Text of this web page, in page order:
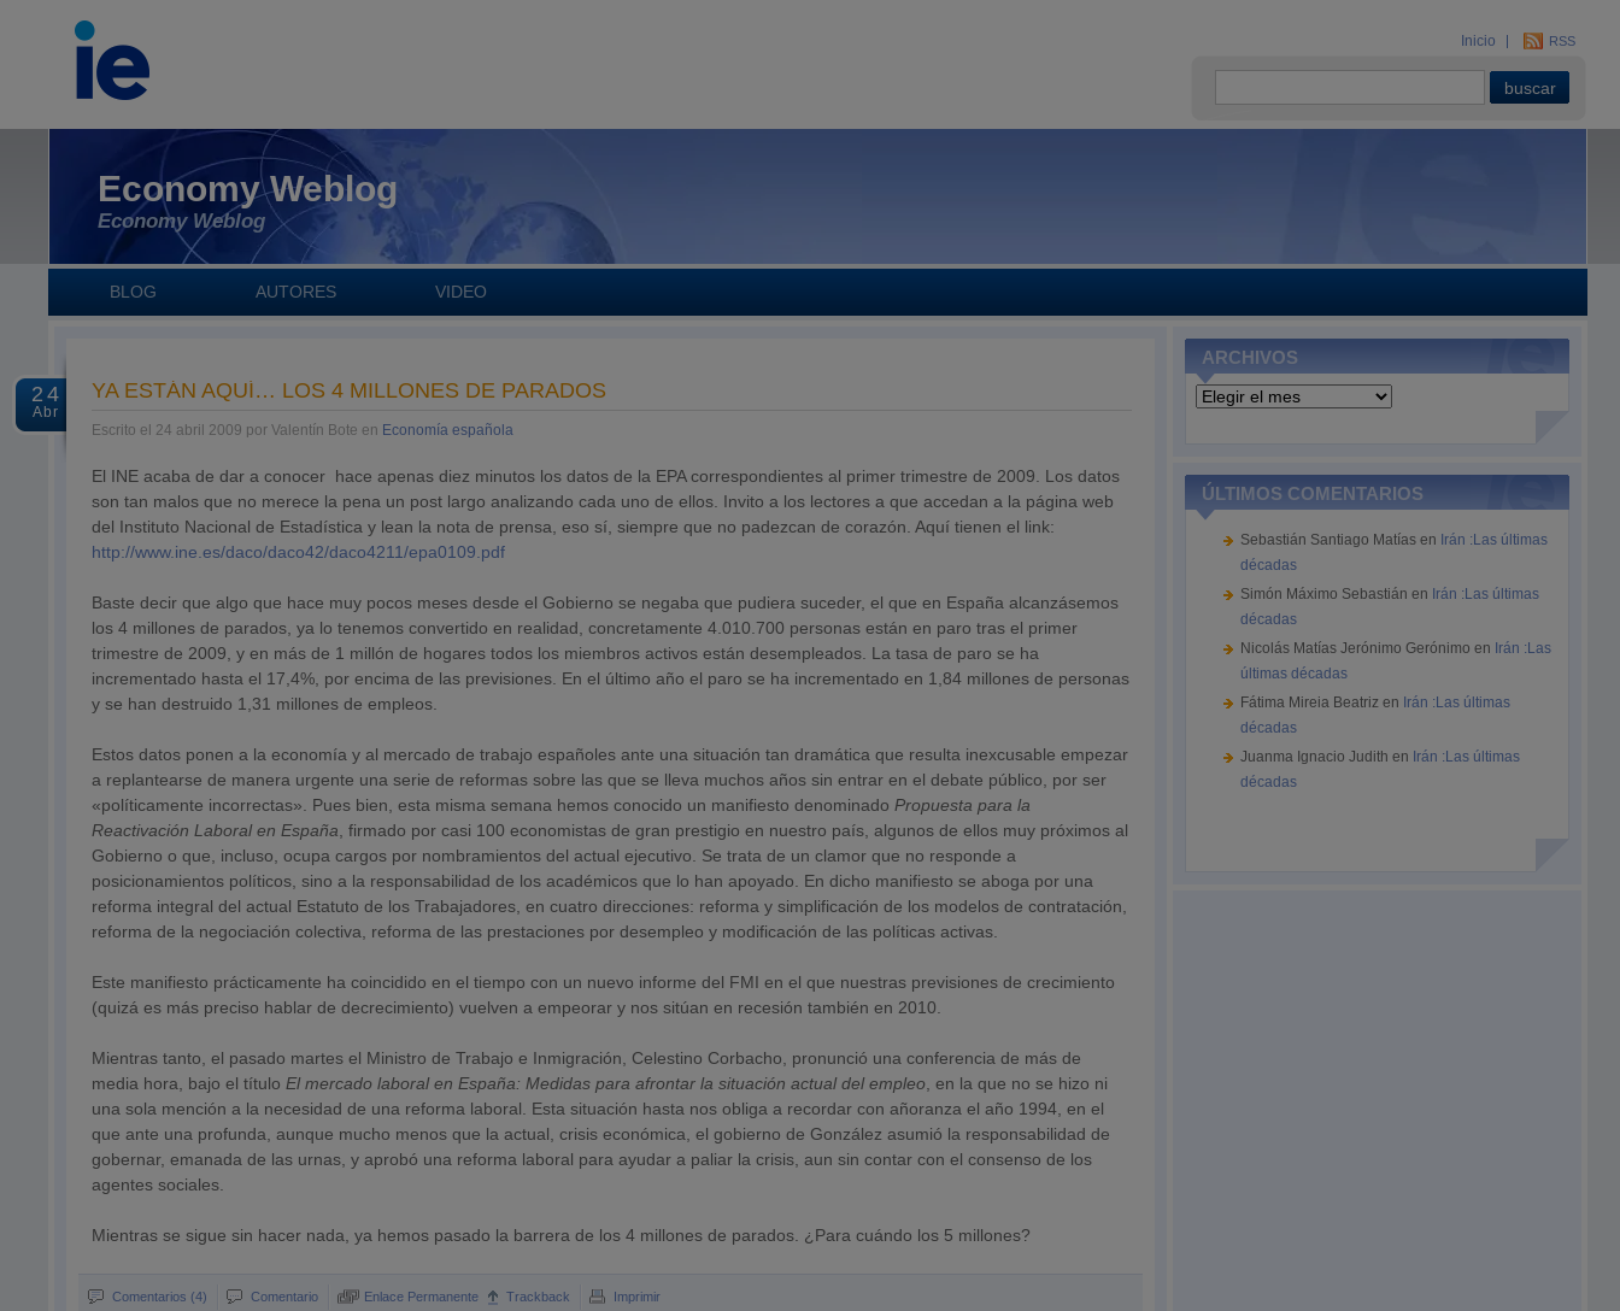
Inicio RSS
Economy Weblog
Economy Weblog
BLOG AUTORES VIDEO
24
Abr
YA ESTÁN AQUÍ… LOS 4 MILLONES DE PARADOS
Escrito el 24 abril 2009 por Valentín Bote en Economía española
El INE acaba de dar a conocer hace apenas diez minutos los datos de la EPA correspondientes al primer trimestre de 2009. Los datos
son tan malos que no merece la pena un post largo analizando cada uno de ellos. Invito a los lectores a que accedan a la página web
del Instituto Nacional de Estadística y lean la nota de prensa, eso sí, siempre que no padezcan de corazón. Aquí tienen el link:
http://www.ine.es/daco/daco42/daco4211/epa0109.pdf
Baste decir que algo que hace muy pocos meses desde el Gobierno se negaba que pudiera suceder, el que en España alcanzásemos
los 4 millones de parados, ya lo tenemos convertido en realidad, concretamente 4.010.700 personas están en paro tras el primer
trimestre de 2009, y en más de 1 millón de hogares todos los miembros activos están desempleados. La tasa de paro se ha
incrementado hasta el 17,4%, por encima de las previsiones. En el último año el paro se ha incrementado en 1,84 millones de personas
y se han destruido 1,31 millones de empleos.
Estos datos ponen a la economía y al mercado de trabajo españoles ante una situación tan dramática que resulta inexcusable empezar
a replantearse de manera urgente una serie de reformas sobre las que se lleva muchos años sin entrar en el debate público, por ser
«políticamente incorrectas». Pues bien, esta misma semana hemos conocido un manifiesto denominado Propuesta para la
Reactivación Laboral en España , firmado por casi 100 economistas de gran prestigio en nuestro país, algunos de ellos muy próximos al
Gobierno o que, incluso, ocupa cargos por nombramientos del actual ejecutivo. Se trata de un clamor que no responde a
posicionamientos políticos, sino a la responsabilidad de los académicos que lo han apoyado. En dicho manifiesto se aboga por una
reforma integral del actual Estatuto de los Trabajadores, en cuatro direcciones: reforma y simplificación de los modelos de contratación,
reforma de la negociación colectiva, reforma de las prestaciones por desempleo y modificación de las políticas activas.
Este manifiesto prácticamente ha coincidido en el tiempo con un nuevo informe del FMI en el que nuestras previsiones de crecimiento
(quizá es más preciso hablar de decrecimiento) vuelven a empeorar y nos sitúan en recesión también en 2010.
Mientras tanto, el pasado martes el Ministro de Trabajo e Inmigración, Celestino Corbacho, pronunció una conferencia de más de
media hora, bajo el título El mercado laboral en España: Medidas para afrontar la situación actual del empleo , en la que no se hizo ni
una sola mención a la necesidad de una reforma laboral. Esta situación hasta nos obliga a recordar con añoranza el año 1994, en el
que ante una profunda, aunque mucho menos que la actual, crisis económica, el gobierno de González asumió la responsabilidad de
gobernar, emanada de las urnas, y aprobó una reforma laboral para ayudar a paliar la crisis, aun sin contar con el consenso de los
agentes sociales.
Mientras se sigue sin hacer nada, ya hemos pasado la barrera de los 4 millones de parados. ¿Para cuándo los 5 millones?
Comentarios (4) Comentario Enlace Permanente Trackback Imprimir
ARCHIVOS
Archivos
ÚLTIMOS COMENTARIOS
Sebastián Santiago Matías en Irán :Las últimas
décadas
Simón Máximo Sebastián en Irán :Las últimas
décadas
Nicolás Matías Jerónimo Gerónimo en Irán :Las
últimas décadas
Fátima Mireia Beatriz en Irán :Las últimas
décadas
Juanma Ignacio Judith en Irán :Las últimas
décadas